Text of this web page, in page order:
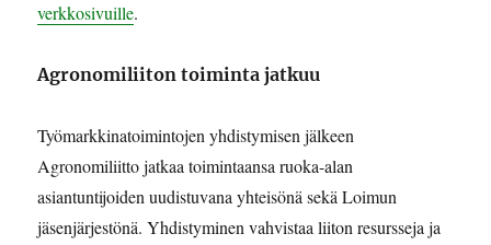
verkkosivuille.
Agronomiliiton toiminta jatkuu
Työmarkkinatoimintojen yhdistymisen jälkeen
Agronomiliitto jatkaa toimintaansa ruoka-alan
asiantuntijoiden uudistuvana yhteisönä sekä Loimun
jäsenjärjestönä. Yhdistyminen vahvistaa liiton resursseja ja